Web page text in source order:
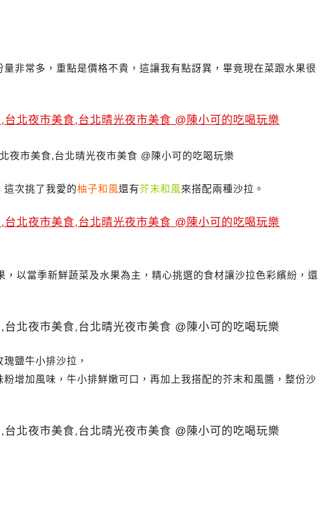
非常多，重點是價格不貴，這讓我有點訝異，畢竟現在菜跟水果很
這次挑了我愛的柚子和風還有芥末和風來搭配兩種沙拉。
，以當季新鮮蔬菜及水果為主，精心挑選的食材讓沙拉色彩繽紛，還
鹽牛小排沙拉，
增加風味，牛小排鮮嫩可口，再加上我搭配的芥末和風醬，整份沙